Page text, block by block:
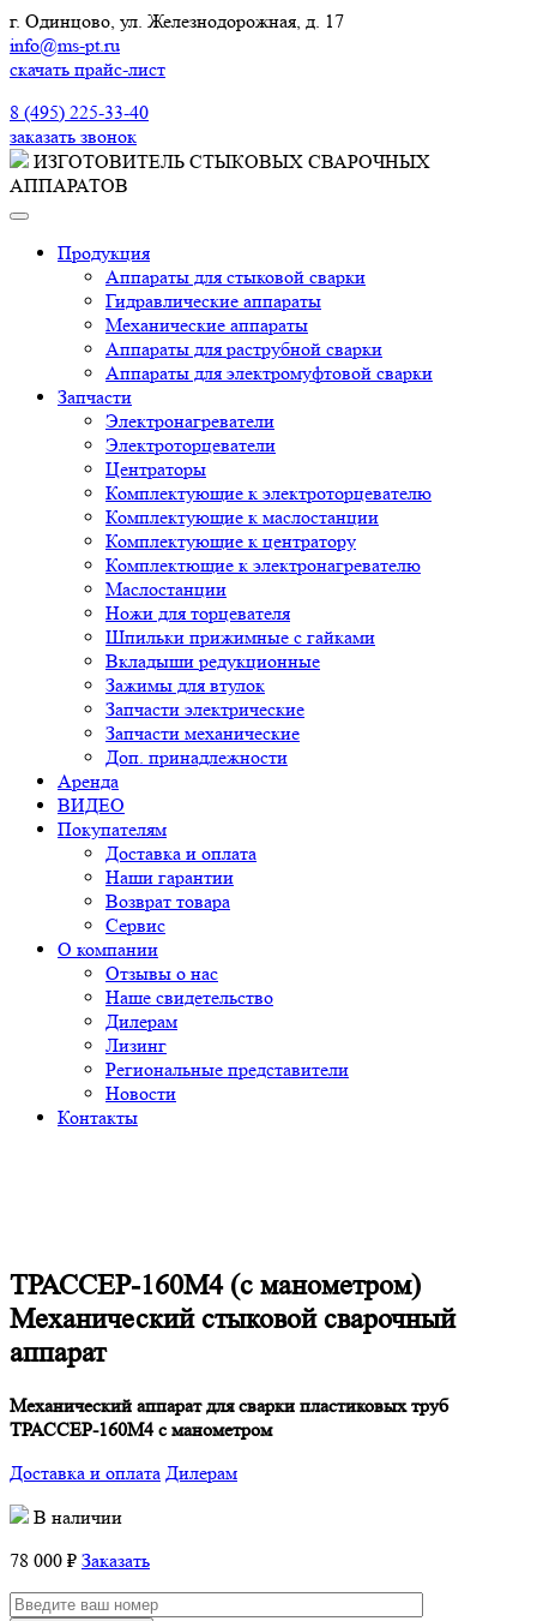
г. Одинцово, ул. Железнодорожная, д. 17
info@ms-pt.ru
скачать прайс-лист
8 (495) 225-33-40
заказать звонок
ИЗГОТОВИТЕЛЬ СТЫКОВЫХ СВАРОЧНЫХ
АППАРАТОВ
Продукция
Аппараты для стыковой сварки
Гидравлические аппараты
Механические аппараты
Аппараты для раструбной сварки
Аппараты для электромуфтовой сварки
Запчасти
Электронагреватели
Электроторцеватели
Центраторы
Комплектующие к электроторцевателю
Комплектующие к маслостанции
Комплектующие к центратору
Комплектющие к электронагревателю
Маслостанции
Ножи для торцевателя
Шпильки прижимные с гайками
Вкладыши редукционные
Зажимы для втулок
Запчасти электрические
Запчасти механические
Доп. принадлежности
Аренда
ВИДЕО
Покупателям
Доставка и оплата
Наши гарантии
Возврат товара
Сервис
О компании
Отзывы о нас
Наше свидетельство
Дилерам
Лизинг
Региональные представители
Новости
Контакты
ТРАССЕР-160М4 (с манометром)
Механический стыковой сварочный
аппарат
Механический аппарат для сварки пластиковых труб
ТРАССЕР-160М4 с манометром
Доставка и оплата Дилерам
В наличии
78 000 ₽ Заказать